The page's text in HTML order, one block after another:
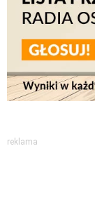
reklama